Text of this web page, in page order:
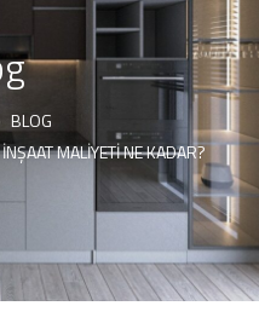
BLOG
MALIYETI NE KADAR?